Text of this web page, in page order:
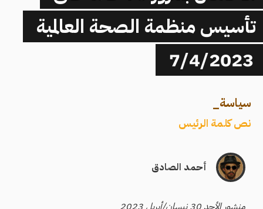
تأسيس منظمة الصحة العالمية
7/4/2023
سياسة_
نص كلمة الرئيس
أحمد الصادق